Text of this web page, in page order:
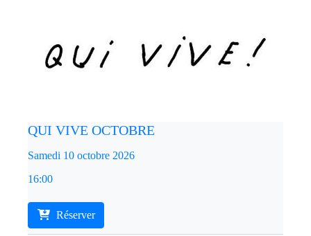
QUI VIVE OCTOBRE
Samedi 10 octobre 2026
16:00
Réserver